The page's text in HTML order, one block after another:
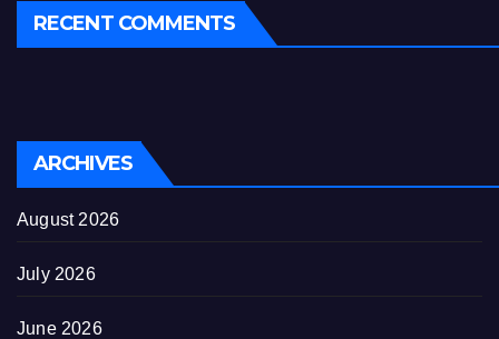
RECENT COMMENTS
ARCHIVES
August 2026
July 2026
June 2026